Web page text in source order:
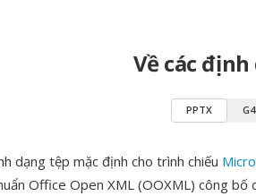
Về các
PPTX G4
dạng tệp mặc định cho trình chiếu
Office Open XML (OOXML) công